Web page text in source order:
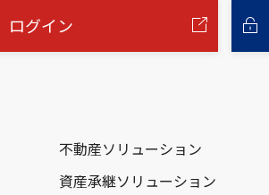
ログイン
不動産ソリューション
資産承継ソリューション